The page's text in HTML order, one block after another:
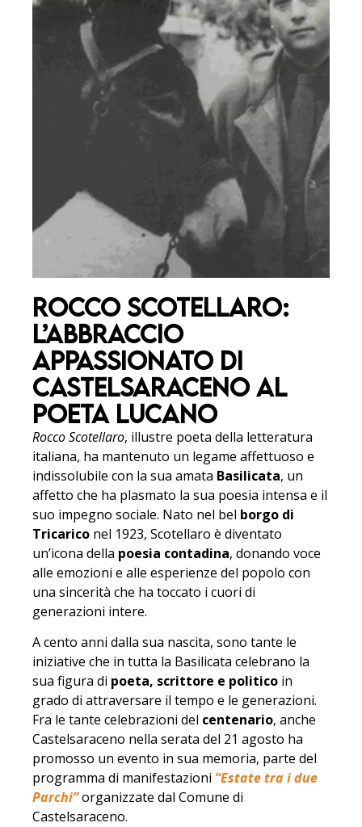
Rocco Scotellaro:
L’Abbraccio
Appassionato di
Castelsaraceno al
Poeta Lucano
Rocco Scotellaro, illustre poeta della letteratura
italiana, ha mantenuto un legame affettuoso e
indissolubile con la sua amata Basilicata, un
affetto che ha plasmato la sua poesia intensa e il
suo impegno sociale. Nato nel bel borgo di
Tricarico nel 1923, Scotellaro è diventato
un’icona della poesia contadina, donando voce
alle emozioni e alle esperienze del popolo con
una sincerità che ha toccato i cuori di
generazioni intere.
A cento anni dalla sua nascita, sono tante le
iniziative che in tutta la Basilicata celebrano la
sua figura di poeta, scrittore e politico in
grado di attraversare il tempo e le generazioni.
Fra le tante celebrazioni del centenario, anche
Castelsaraceno nella serata del 21 agosto ha
promosso un evento in sua memoria, parte del
programma di manifestazioni “Estate tra i due
Parchi”organizzate dal Comune di
Castelsaraceno.